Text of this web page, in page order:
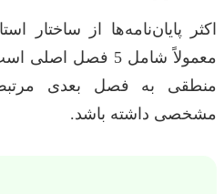
اکثر پایان‌نامه‌ها از ساختار
معمولاً شامل 5
منطقی به فصل بعدی
مشخصی داشته باشد.